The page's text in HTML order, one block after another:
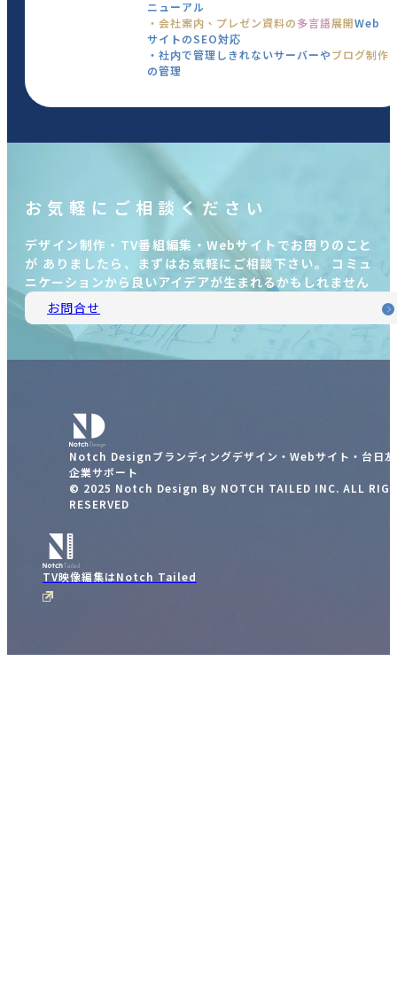
ニューアル
・会社案内、プレゼン資料の多言語展開Web
サイトのSEO対応
・社内で管理しきれないサーバーやブログ制作
の管理
お気軽にご相談ください
デザイン制作・TV番組編集・Webサイトでお困りのこと
が ありましたら、まずはお気軽にご相談下さい。 コミュ
ニケーションから良いアイデアが生まれるかもしれません
お問合せ
Notch Designブランディングデザイン・Webサイト・台日
企業サポート
© 2025 Notch Design By NOTCH TAILED INC. ALL
RESERVED
TV映像編集はNotch Tailed